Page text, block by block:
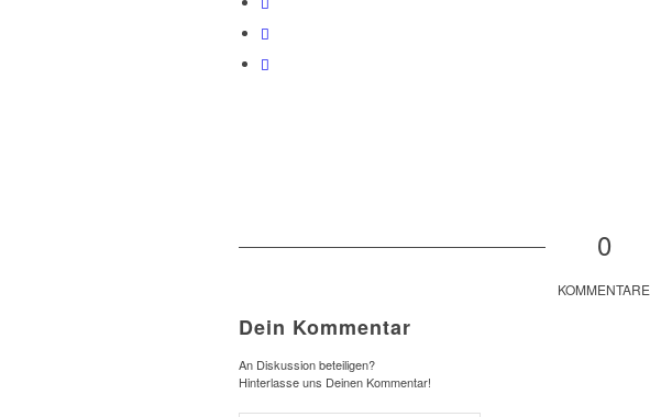
0
KOMMENTARE
Dein Kommentar
An Diskussion beteiligen?
Hinterlasse uns Deinen Kommentar!